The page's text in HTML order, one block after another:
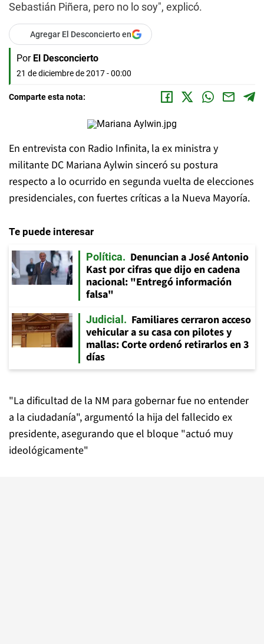
Sebastián Piñera, pero no lo soy", explicó.
Agregar El Desconcierto en
Por El Desconcierto
21 de diciembre de 2017 - 00:00
Comparte esta nota:
En entrevista con Radio Infinita, la ex ministra y
militante DC Mariana Aylwin sinceró su postura
respecto a lo ocurrido en segunda vuelta de elecciones
presidenciales, con fuertes críticas a la Nueva Mayoría.
Te puede interesar
Política
Denuncian a José Antonio
Kast por cifras que dijo en cadena
nacional: "Entregó información
falsa"
Judicial
Familiares cerraron acceso
vehicular a su casa con pilotes y
mallas: Corte ordenó retirarlos en 3
días
"La dificultad de la NM para gobernar fue no entender
a la ciudadanía", argumentó la hija del fallecido ex
presidente, asegurando que el bloque "actuó muy
ideológicamente"